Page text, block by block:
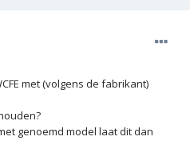
met (volgens de fabrikant)
genoemd model laat dit dan